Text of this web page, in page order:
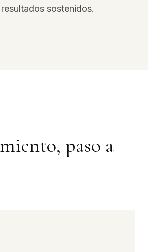
sostenidos.
paso a